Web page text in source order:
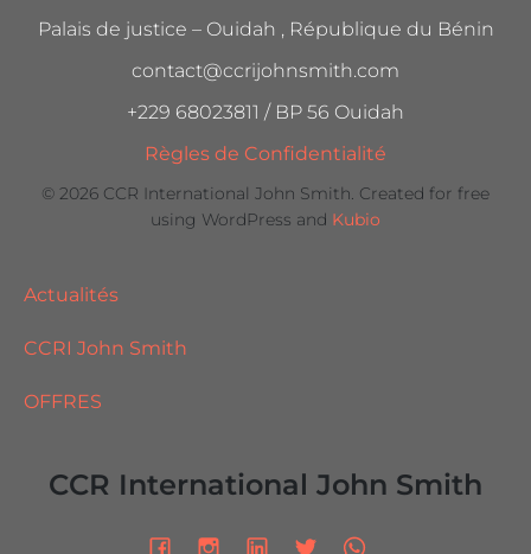
Palais de justice – Ouidah , République du Bénin
contact@ccrijohnsmith.com
+229 68023811 / BP 56 Ouidah
Règles de Confidentialité
© 2026 CCR International John Smith. Created for free
using WordPress and Kubio
Actualités
CCRI John Smith
OFFRES
CCR International John Smith